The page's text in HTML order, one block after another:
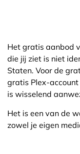
Het gratis aanbod
die jij ziet is niet
Staten. Voor de
gratis Plex-
is wisselend
Het is een van de
zowel je eigen